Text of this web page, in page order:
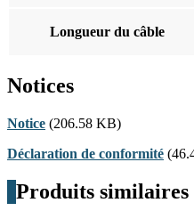
Longueur du câble
Notices
Notice (206.58 KB)
Déclaration de conformité
Produits similaires